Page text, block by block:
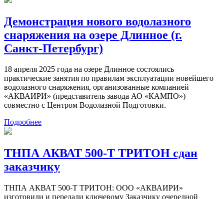
Демонстрация нового водолазного
снаряжения на озере Длинное (г.
Санкт-Петербург)
18 апреля 2025 года на озере Длинное состоялись
практические занятия по правилам эксплуатации новейшего
водолазного снаряжения, организованные компанией
«АКВАИРИ» (представитель завода АО «КАМПО»)
совместно с Центром Водолазной Подготовки.
Подробнее
ТНПА АКВАТ 500-Т ТРИТОН сдан
заказчику
ТНПА АКВАТ 500-Т ТРИТОН: ООО «АКВАИРИ»
изготовили и передали ключевому Заказчику очередной